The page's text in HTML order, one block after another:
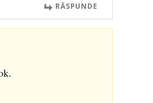
RĂSPUNDE